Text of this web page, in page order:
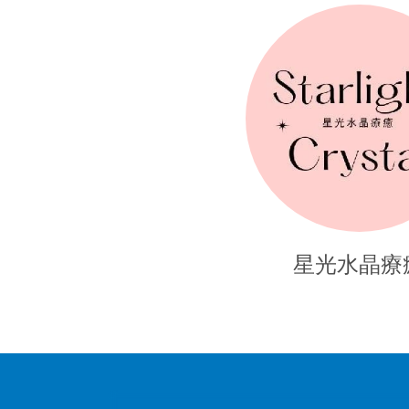
星光水晶療